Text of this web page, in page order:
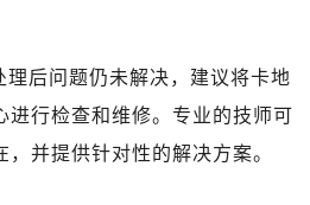
理后问题仍未解决，建议将卡地
进行检查和维修。专业的技师可
并提供针对性的解决方案。